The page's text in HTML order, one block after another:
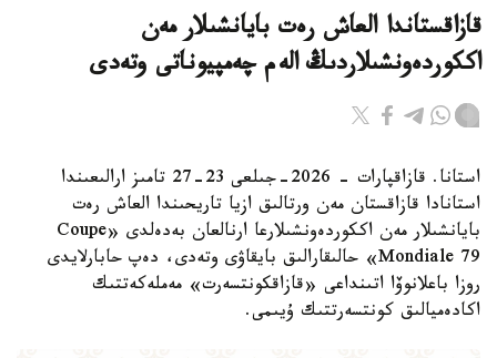
قازاقستاندا العاش رەت بايانشىلار مەن
اككوردەونشىلاردىڭ الەم چەمپيوناتى وتەدى
استانا. قازاقپارات - 2026-جىلعى 23-27 تامىز ارالىعىندا
استانادا قازاقستان مەن ورتالىق ازيا تاريحىندا العاش رەت
بايانشىلار مەن اككوردەونشىلارعا ارنالعان بەدەلدى «Coupe
Mondiale 79» حالىقارالىق بايقاۋى وتەدى، دەپ حابارلايدى
روزا باعلانوۆا اتىنداعى «قازاقكونتسەرت» مەملەكەتتىك
اكادەميالىق كونتسەرتتىك ۇيىمى.